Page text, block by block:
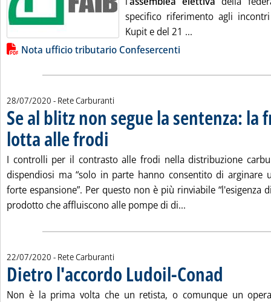
specifico riferimento agli
Kupit e del 21 ...
Lista allegati PDF alla notizia
Nota ufficio tributario Confesercenti
28/07/2020 - Rete Carburanti
Se al blitz non segue la sentenza: la
lotta alle frodi . Pubblicata martedì 28 luglio 2020 alle 11.32.
I controlli per il contrasto alle frodi nella distribuzione
dispendiosi ma “solo in parte hanno consentito di arginare
forte espansione”. Per questo non è più rinviabile “l'esigenza
prodotto che affluiscono alle pompe di di...
22/07/2020 - Rete Carburanti
Dietro l'accordo Ludoil-Conad
Non è la prima volta che un retista, o comunque un